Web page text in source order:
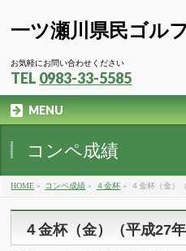
一ツ瀬川県民ゴル
お気軽にお問い合わせください
TEL 0983-33-5585
MENU
コンペ成績
HOME » コンペ成績 » ４金杯 » ４金杯（金）
４金杯（金）（平成27年